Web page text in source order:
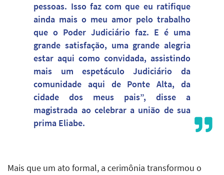
pessoas. Isso faz com que eu ratifique
ainda mais o meu amor pelo trabalho
que o Poder Judiciário faz. E é uma
grande satisfação, uma grande alegria
estar aqui como convidada, assistindo
mais um espetáculo Judiciário da
comunidade aqui de Ponte Alta, da
cidade dos meus pais”, disse a
magistrada ao celebrar a união de sua
prima Eliabe.
Mais que um ato formal, a cerimônia transformou o